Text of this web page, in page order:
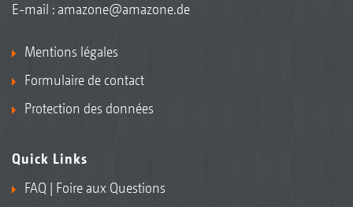
E-mail : amazone@amazone.de
Mentions légales
Formulaire de contact
Protection des données
Quick Links
FAQ | Foire aux Questions